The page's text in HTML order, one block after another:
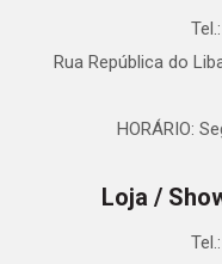
Rua República do
HORÁRIO:
Loja /